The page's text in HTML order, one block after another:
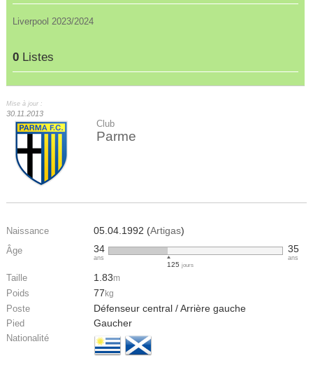
Liverpool 2023/2024
0 Listes
Mise à jour :
30.11.2013
Club
Parme
Naissance 05.04.1992 (Artigas)
Âge 34
ans
125 jours
35
ans
Taille 1.83m
Poids 77 kg
Poste Défenseur central / Arrière gauche
Pied Gaucher
Nationalité